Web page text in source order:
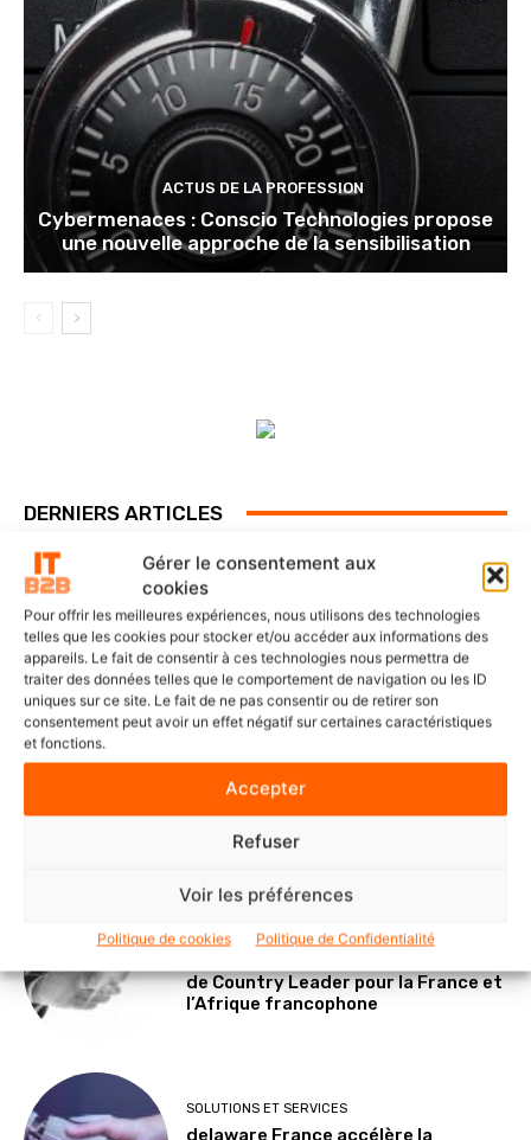
Gérer le consentement aux
cookies
Pour offrir les meilleures expériences, nous utilisons des technologies
telles que les cookies pour stocker et/ou accéder aux informations des
appareils. Le fait de consentir à ces technologies nous permettra de
traiter des données telles que le comportement de navigation ou les ID
uniques sur ce site. Le fait de ne pas consentir ou de retirer son
consentement peut avoir un effet négatif sur certaines caractéristiques
et fonctions.
Accepter
Refuser
Voir les préférences
Politique de cookies Politique de Confidentialité
ACTUS DE LA PROFESSION
Cybermenaces : Conscio Technologies propose
une nouvelle approche de la sensibilisation
DERNIERS ARTICLES
SOLUTIONS ET SERVICES
ITS Group construit les fondations
d’une IA souveraine et maîtrisée
Le Mode IA de Google, ou le Shadow
AI qui n’a plus besoin de l’ombre
NOMINATIONS ET CARNETS
de Country Leader pour la France et
l’Afrique francophone
SOLUTIONS ET SERVICES
delaware France accélère la